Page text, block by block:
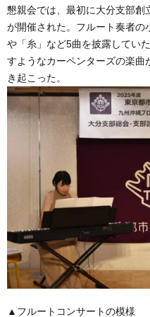
懇親会では、最初に大分支部創
が開催された。フルート奏者の
や「糸」など5曲を披露してい
すようなカーペンターズの楽曲
き起こった。
▲フルートコンサートの模様